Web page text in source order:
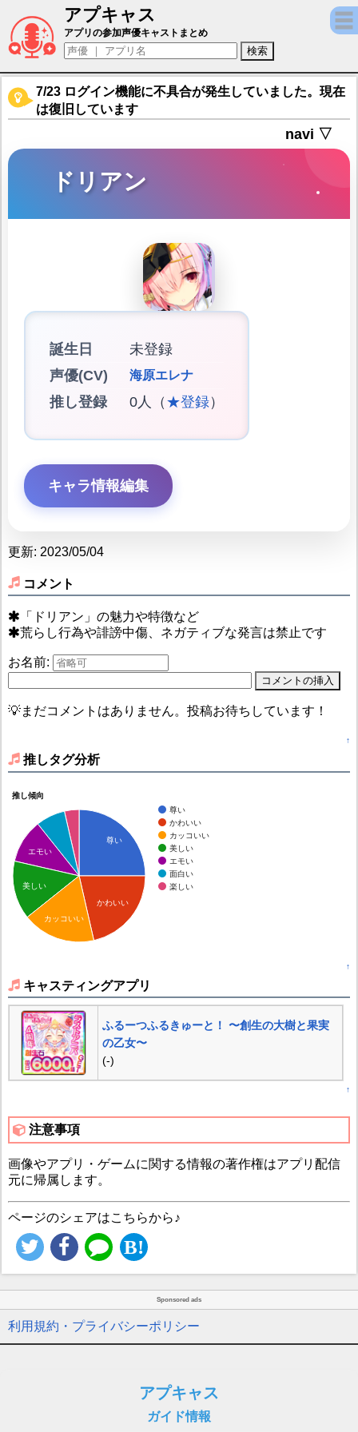
アプキャス
ドリアン（声優：海原エレナ)【ふるーつふ
アプリの参加声優キャストまとめ
7/23 ログイン機能に不具合が発生していました。現在
は復旧しています
navi ▽
ドリアン
誕生日
未登録
声優(CV)
海原エレナ
推し登録 0人（ ★登録）
キャラ情報編集
更新: 2023/05/04
コメント
「ドリアン」の魅力や特徴など
荒らし行為や誹謗中傷、ネガティブな発言は禁止です
お名前:
💡まだコメントはありません。投稿お待ちしています！
↑
推しタグ分析
推し傾向
尊い
かわいい
カッコいい
美しい
エモい
面白い
楽しい
尊い
かわいい
エモい
美しい
カッコいい
↑
キャスティングアプリ
ふるーつふるきゅーと！ 〜創生の大樹と果実
の乙女〜
(-)
↑
注意事項
画像やアプリ・ゲームに関する情報の著作権はアプリ配信
元に帰属します。
ページのシェアはこちらから♪
Sponsored ads
利用規約・プライバシーポリシー
アプキャス
ガイド情報